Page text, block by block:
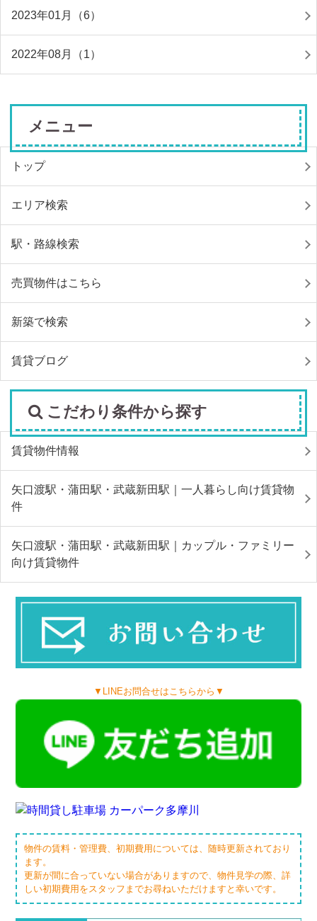
2023年01月（6）
2022年08月（1）
メニュー
トップ
エリア検索
駅・路線検索
売買物件はこちら
新築で検索
賃貸ブログ
こだわり条件から探す
賃貸物件情報
矢口渡駅・蒲田駅・武蔵新田駅｜一人暮らし向け賃貸物
件
矢口渡駅・蒲田駅・武蔵新田駅｜カップル・ファミリー
向け賃貸物件
▼LINEお問合せはこちらから▼
物件の賃料・管理費、初期費用については、随時更新されており
ます。
更新が間に合っていない場合がありますので、物件見学の際、詳
しい初期費用をスタッフまでお尋ねいただけますと幸いです。